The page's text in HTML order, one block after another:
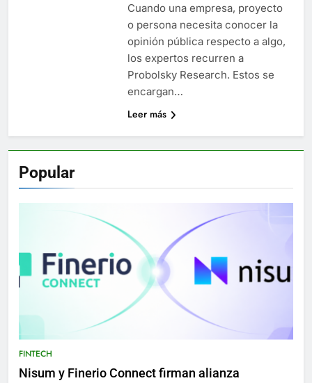
Cuando una empresa, proyecto
o persona necesita conocer la
opinión pública respecto a algo,
los expertos recurren a
Probolsky Research. Estos se
encargan…
Leer más
Popular
FINTECH
Nisum y Finerio Connect firman alianza